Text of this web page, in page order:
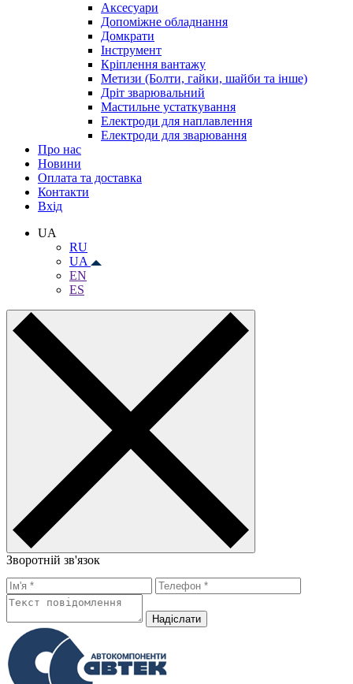
Аксесуари
Допоміжне обладнання
Домкрати
Інструмент
Кріплення вантажу
Метизи (Болти, гайки, шайби та інше)
Дріт зварювальний
Мастильне устаткування
Електроди для наплавлення
Електроди для зварювання
Про нас
Новини
Оплата та доставка
Контакти
Вхiд
UA
RU
UA
EN
ES
Зворотній зв'язок
Надiслати